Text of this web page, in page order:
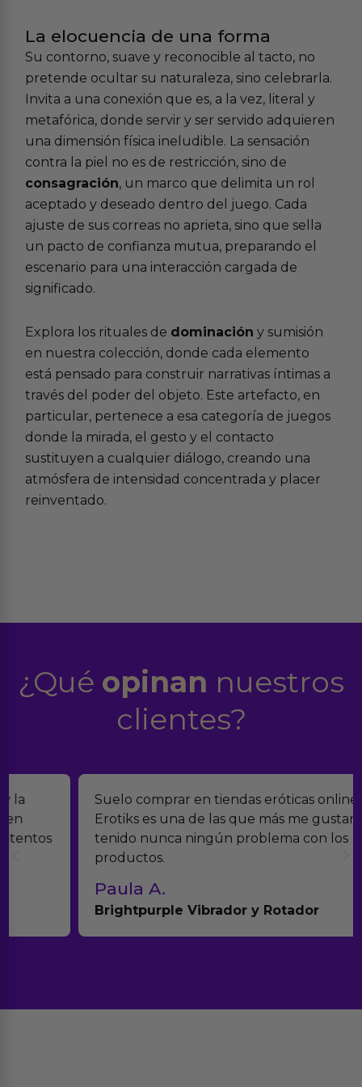
La elocuencia de una forma
Su contorno, suave y reconocible al tacto, no
pretende ocultar su naturaleza, sino celebrarla.
Invita a una conexión que es, a la vez, literal y
metafórica, donde servir y ser servido adquieren
una dimensión física ineludible. La sensación
contra la piel no es de restricción, sino de
consagración, un marco que delimita un rol
aceptado y deseado dentro del juego. Cada
ajuste de sus correas no aprieta, sino que sella
un pacto de confianza mutua, preparando el
escenario para una interacción cargada de
significado.
Explora los rituales de dominación y sumisión
en nuestra colección, donde cada elemento
está pensado para construir narrativas íntimas a
través del poder del objeto. Este artefacto, en
particular, pertenece a esa categoría de juegos
donde la mirada, el gesto y el contacto
sustituyen a cualquier diálogo, creando una
atmósfera de intensidad concentrada y placer
reinventado.
¿Qué opinan nuestros
clientes?
Suelo comprar en tiendas eróticas online, y
Erotiks es una de las que más me gustan. No he
tenido nunca ningún problema con los
productos.
Paula A.
Brightpurple Vibrador y Rotador